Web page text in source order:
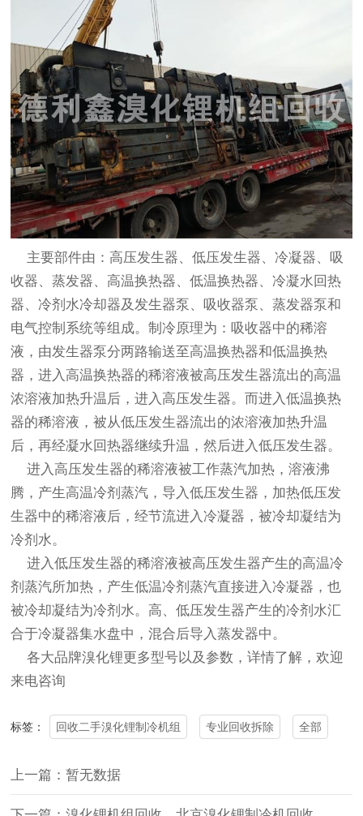
主要部件由：高压发生器、低压发生器、冷凝器、吸
收器、蒸发器、高温换热器、低温换热器、冷凝水回热
器、冷剂水冷却器及发生器泵、吸收器泵、蒸发器泵和
电气控制系统等组成。制冷原理为：吸收器中的稀溶
液，由发生器泵分两路输送至高温换热器和低温换热
器，进入高温换热器的稀溶液被高压发生器流出的高温
浓溶液加热升温后，进入高压发生器。而进入低温换热
器的稀溶液，被从低压发生器流出的浓溶液加热升温
后，再经凝水回热器继续升温，然后进入低压发生器。
进入高压发生器的稀溶液被工作蒸汽加热，溶液沸
腾，产生高温冷剂蒸汽，导入低压发生器，加热低压发
生器中的稀溶液后，经节流进入冷凝器，被冷却凝结为
冷剂水。
进入低压发生器的稀溶液被高压发生器产生的高温冷
剂蒸汽所加热，产生低温冷剂蒸汽直接进入冷凝器，也
被冷却凝结为冷剂水。高、低压发生器产生的冷剂水汇
合于冷凝器集水盘中，混合后导入蒸发器中。
各大品牌溴化锂更多型号以及参数，详情了解，欢迎
来电咨询
标签： 回收二手溴化锂制冷机组 专业回收拆除 全部
上一篇：暂无数据